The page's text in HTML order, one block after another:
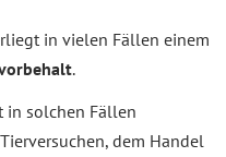
in vielen Fällen einem
.
in solchen Fällen
dem Handel